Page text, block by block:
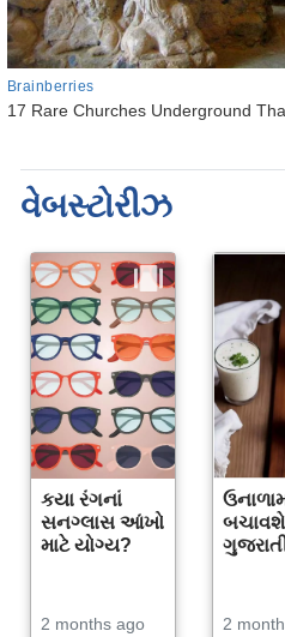
વેબસ્ટોરીઝ
કયા રંગનાં
સનગ્લાસ આંખો
માટે યોગ્ય?
2 months ago 2